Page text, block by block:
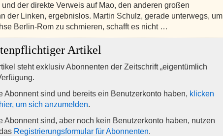
und der direkte Verweis auf Mao, den anderen großen
der Linken, ergebnislos. Martin Schulz, gerade unterwegs, um
Berlin-Rom zu schmieren, schafft es nicht …
Artikel
steht exklusiv Abonnenten der Zeitschrift „eigentümlich
Abonnent sind und bereits ein Benutzerkonto haben, klicken
um sich anzumelden.
Abonnent sind, aber noch kein Benutzerkonto haben, nutzen
Registrierungsformular für Abonnenten.